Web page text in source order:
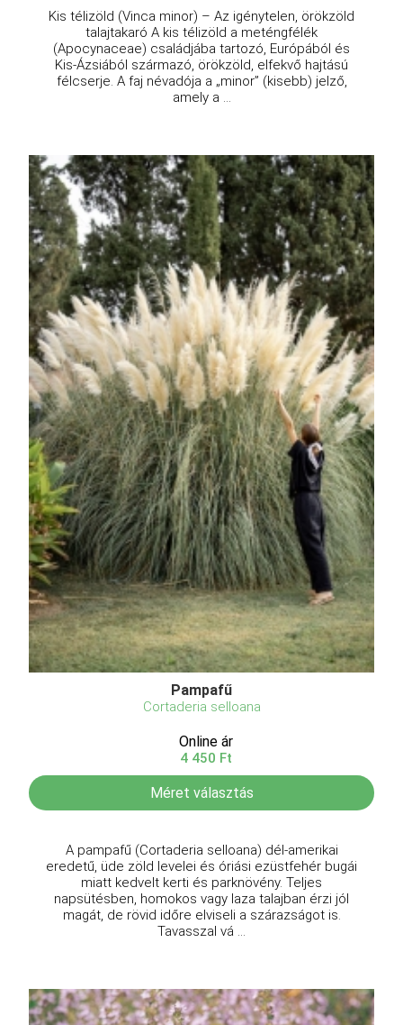
Kis télizöld (Vinca minor) – Az igénytelen, örökzöld
talajtakaró A kis télizöld a meténgfélék
(Apocynaceae) családjába tartozó, Európából és
Kis-Ázsiából származó, örökzöld, elfekvő hajtású
félcserje. A faj névadója a „minor” (kisebb) jelző,
amely a ...
Pampafű
Cortaderia selloana
Online ár
4 450 Ft
Méret választás
A pampafű (Cortaderia selloana) dél-amerikai
eredetű, üde zöld levelei és óriási ezüstfehér bugái
miatt kedvelt kerti és parknövény. Teljes
napsütésben, homokos vagy laza talajban érzi jól
magát, de rövid időre elviseli a szárazságot is.
Tavasszal vá ...